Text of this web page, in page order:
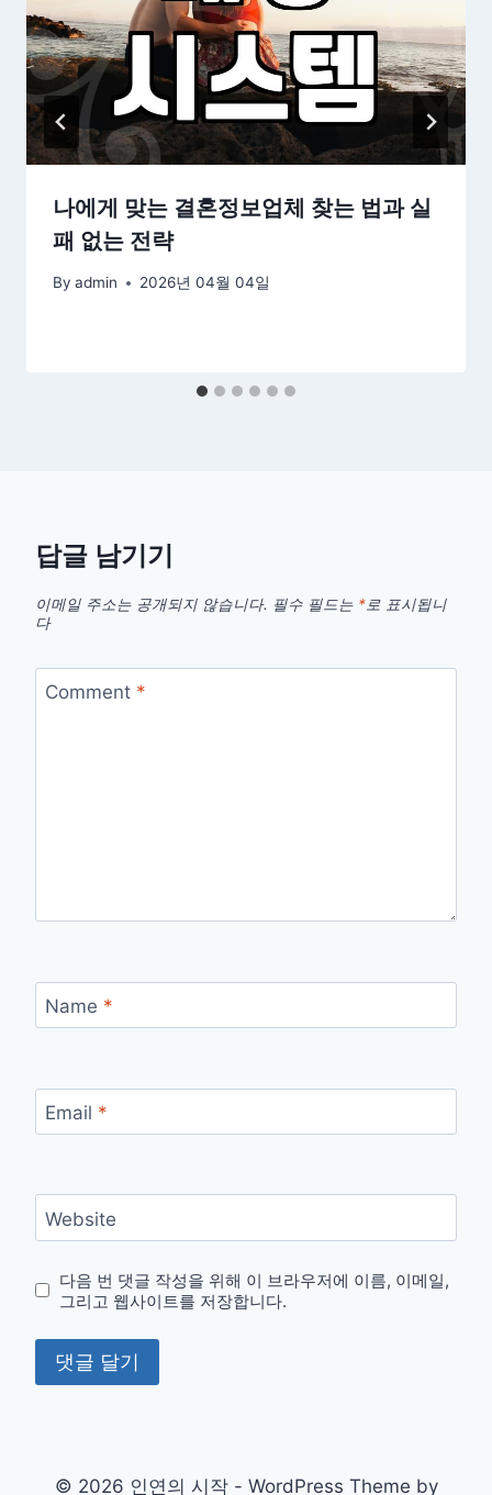
나에게 맞는 결혼정보업체 찾는 법과 실
패 없는 전략
By admin 2026년 04월 04일
답글 남기기
이메일 주소는 공개되지 않습니다. 필수 필드는 *로 표시됩니
다
Comment *
Name *
Email *
Website
다음 번 댓글 작성을 위해 이 브라우저에 이름, 이메일,
그리고 웹사이트를 저장합니다.
© 2026 인연의 시작 - WordPress Theme by